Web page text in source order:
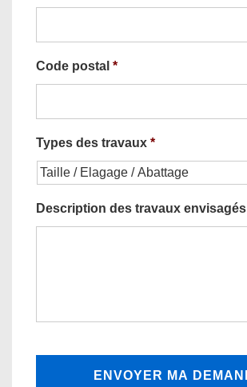
Code postal *
Types des travaux *
Description des travaux envisagés